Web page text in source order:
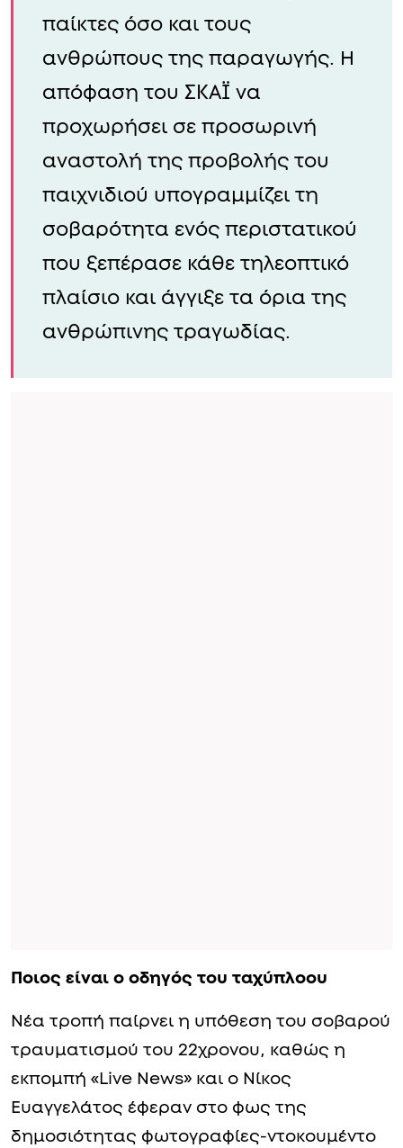
παίκτες όσο και τους
ανθρώπους της παραγωγής. Η
απόφαση του ΣΚΑΪ να
προχωρήσει σε προσωρινή
αναστολή της προβολής του
παιχνιδιού υπογραμμίζει τη
σοβαρότητα ενός περιστατικού
που ξεπέρασε κάθε τηλεοπτικό
πλαίσιο και άγγιξε τα όρια της
ανθρώπινης τραγωδίας.
Ποιος είναι ο οδηγός του ταχύπλοου
Νέα τροπή παίρνει η υπόθεση του σοβαρού
τραυματισμού του 22χρονου, καθώς η
εκπομπή «Live News» και ο Νίκος
Ευαγγελάτος έφεραν στο φως της
δημοσιότητας φωτογραφίες-ντοκουμέντο